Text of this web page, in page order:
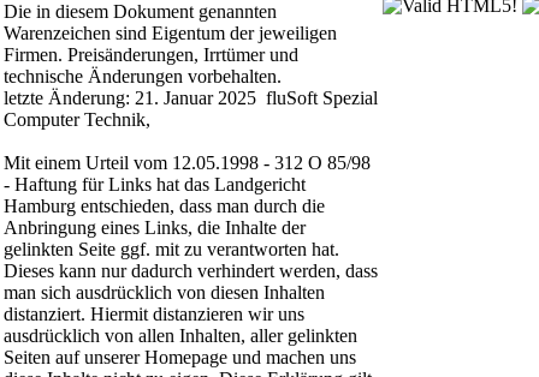
Die in diesem Dokument genannten
Warenzeichen sind Eigentum der jeweiligen
Firmen. Preisänderungen, Irrtümer und
technische Änderungen vorbehalten.
letzte Änderung: 21. Januar 2025 fluSoft Spezial
Computer Technik,
Mit einem Urteil vom 12.05.1998 - 312 O 85/98
- Haftung für Links hat das Landgericht
Hamburg entschieden, dass man durch die
Anbringung eines Links, die Inhalte der
gelinkten Seite ggf. mit zu verantworten hat.
Dieses kann nur dadurch verhindert werden, dass
man sich ausdrücklich von diesen Inhalten
distanziert. Hiermit distanzieren wir uns
ausdrücklich von allen Inhalten, aller gelinkten
Seiten auf unserer Homepage und machen uns